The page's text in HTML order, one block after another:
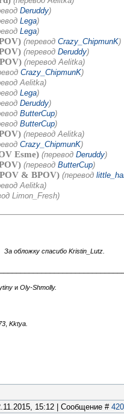
Deruddy)
Lega)
Lega)
(перевод Crazy_ChipmunK)
(перевод Deruddy)
(перевод Aelitka)
Crazy_ChipmunK)
Aelitka)
Lega)
Deruddy)
ButterCup)
ButterCup)
(перевод Aelitka)
Crazy_ChipmunK)
Esme) (перевод Deruddy)
(перевод ButterCup)
& BPOV) (перевод
Aelitka)
Limon_Fresh)
За обложку спасибо Kristin_Lutz.
и Oly-Shmolly.
Kktya.
15:12 | Сообщение #